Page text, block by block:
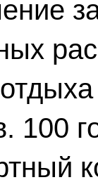
100